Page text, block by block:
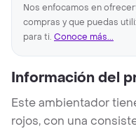
Nos enfocamos en
compras y que puedas
para ti. Conoce más...
Información del
Este ambientador
rojos, con una